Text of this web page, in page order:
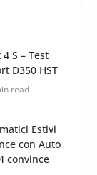
read
Estivi
con Auto
Reviews: